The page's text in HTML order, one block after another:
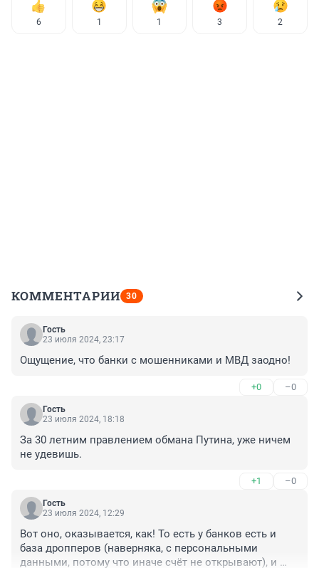
6 1 1 3 2
КОММЕНТАРИИ 30
Гость
23 июля 2024, 23:17
Ощущение, что банки с мошенниками и МВД заодно!
+0 –0
Гость
23 июля 2024, 18:18
За 30 летним правлением обмана Путина, уже ничем
не удевишь.
+1 –0
Гость
23 июля 2024, 12:29
Вот оно, оказывается, как! То есть у банков есть и
база дропперов (наверняка, с персональными
данными, потому что иначе счёт не открывают), и